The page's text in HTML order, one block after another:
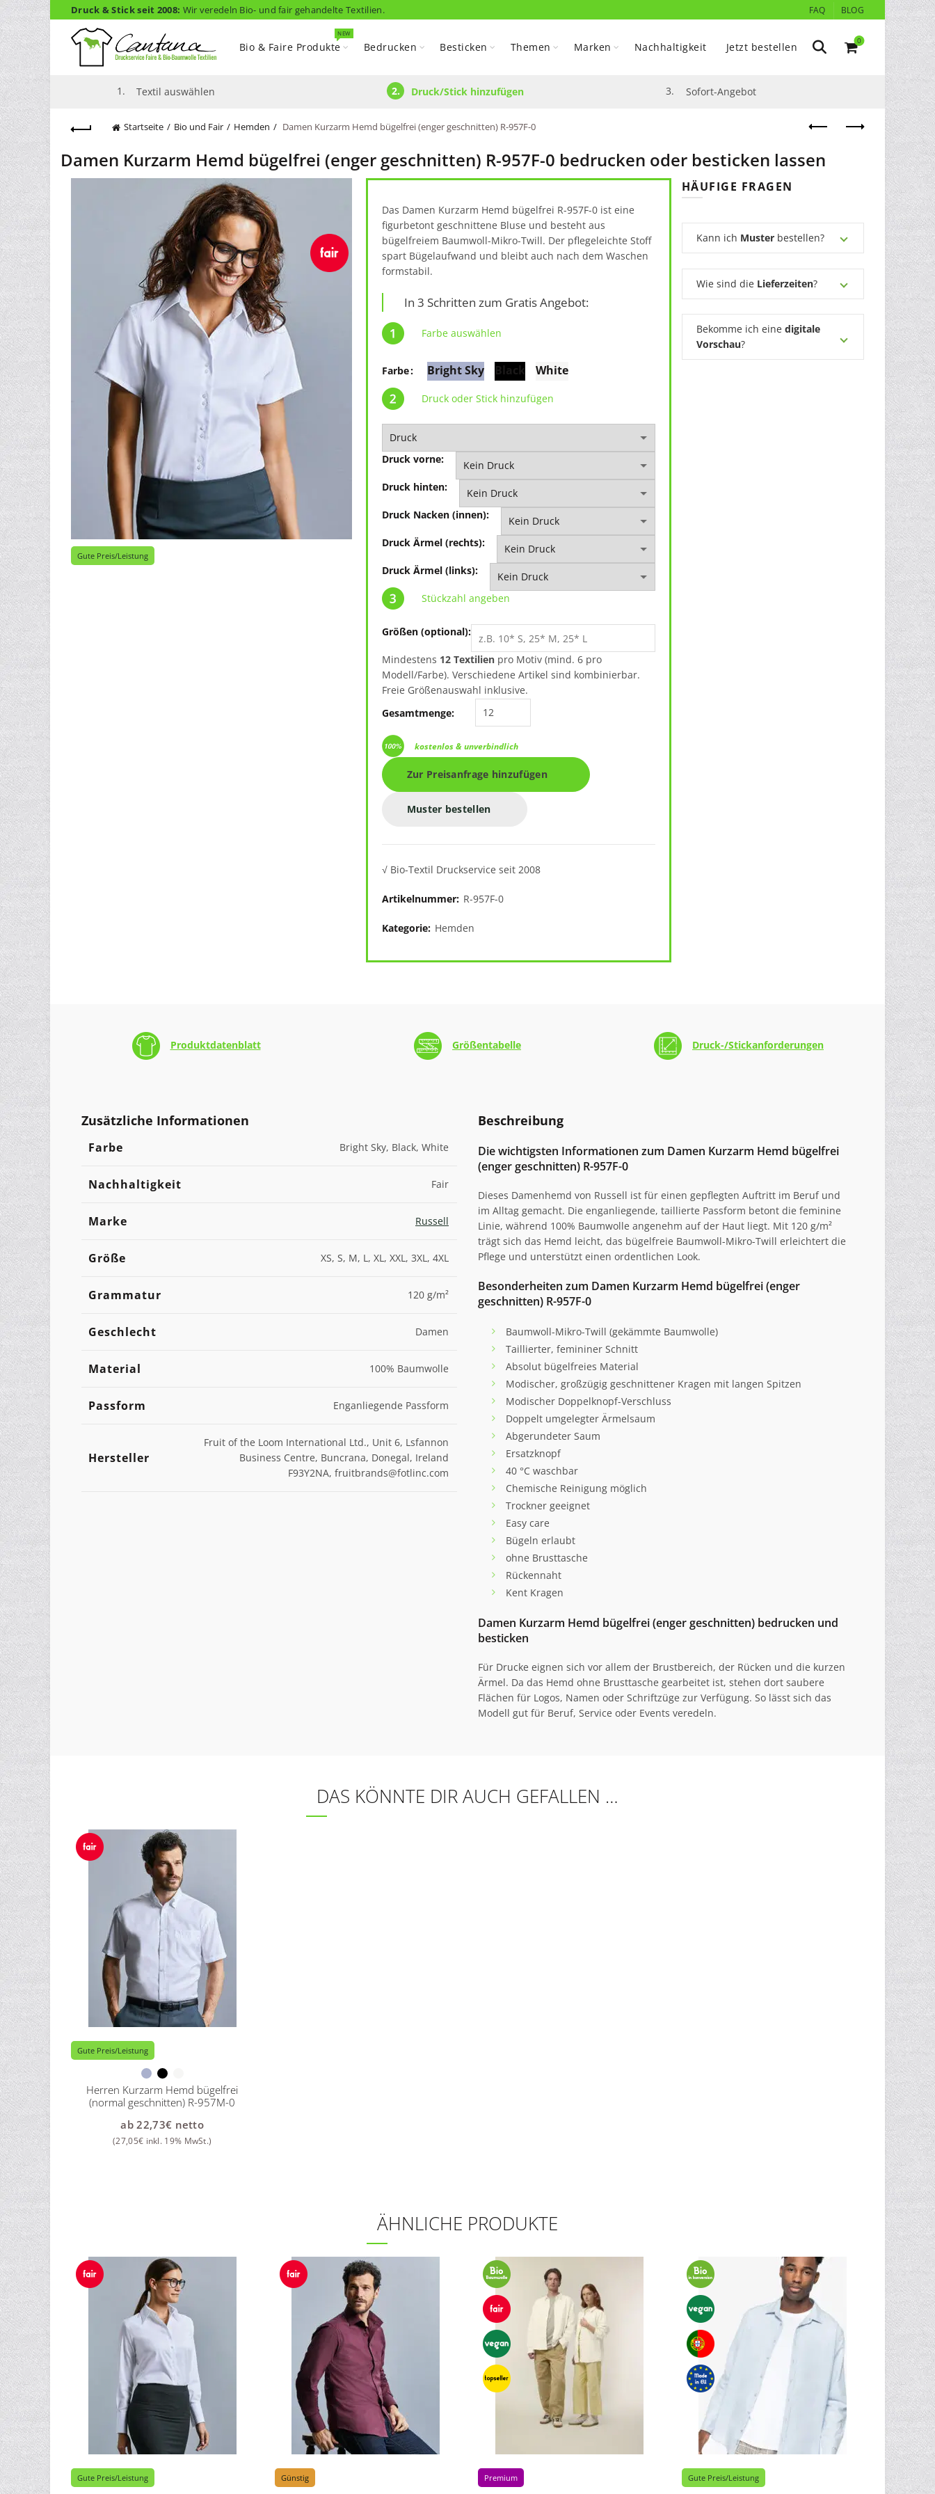
Druck & Stick seit 2008: Wir veredeln Bio- und fair gehandelte Textilien. FAQ BLOG
Bio & Faire Produkte
NEW
Bedrucken Besticken Themen Marken Nachhaltigkeit Jetzt bestellen 0
1. Textil auswählen 2. Druck/Stick hinzufügen 3. Sofort-Angebot
Startseite Bio und Fair Hemden Damen Kurzarm Hemd bügelfrei (enger geschnitten) R-957F-0
Damen Kurzarm Hemd bügelfrei (enger geschnitten) R-957F-0 bedrucken oder besticken lassen
Gute Preis/Leistung
Das Damen Kurzarm Hemd bügelfrei R-957F-0 ist eine
figurbetont geschnittene Bluse und besteht aus
bügelfreiem Baumwoll-Mikro-Twill. Der pflegeleichte Stoff
spart Bügelaufwand und bleibt auch nach dem Waschen
formstabil.
In 3 Schritten zum Gratis Angebot:
Farbe auswählen
Farbe Bright Sky Black White
Druck oder Stick hinzufügen
Druck vorne:
Druck hinten:
Druck Nacken (innen):
Druck Ärmel (rechts):
Druck Ärmel (links):
Stückzahl angeben
Größen (optional):
Mindestens 12 Textilienpro Motiv (mind. 6 pro
Modell/Farbe). Verschiedene Artikel sind kombinierbar.
Freie Größenauswahl inklusive.
Gesamtmenge:
kostenlos & unverbindlich
Muster bestellen
√ Bio-Textil Druckservice seit 2008
Artikelnummer: R-957F-0
Kategorie: Hemden
HÄUFIGE FRAGEN
Kann ich Musterbestellen?
Wie sind die Lieferzeiten?
Bekomme ich eine digitale
Vorschau?
Produktdatenblatt Größentabelle Druck-/Stickanforderungen
Zusätzliche Informationen
Farbe Bright Sky, Black, White
Nachhaltigkeit Fair
Marke Russell
Größe XS, S, M, L, XL, XXL, 3XL, 4XL
Grammatur 120 g/m²
Geschlecht Damen
Material 100% Baumwolle
Passform Enganliegende Passform
Hersteller
Fruit of the Loom International Ltd., Unit 6, Lsfannon
Business Centre, Buncrana, Donegal, Ireland
F93Y2NA, fruitbrands@fotlinc.com
Beschreibung
Die wichtigsten Informationen zum Damen Kurzarm Hemd bügelfrei
(enger geschnitten) R-957F-0
Dieses Damenhemd von Russell ist für einen gepflegten Auftritt im Beruf und
im Alltag gemacht. Die enganliegende, taillierte Passform betont die feminine
Linie, während 100% Baumwolle angenehm auf der Haut liegt. Mit 120 g/m²
trägt sich das Hemd leicht, das bügelfreie Baumwoll-Mikro-Twill erleichtert die
Pflege und unterstützt einen ordentlichen Look.
Besonderheiten zum Damen Kurzarm Hemd bügelfrei (enger
geschnitten) R-957F-0
Baumwoll-Mikro-Twill (gekämmte Baumwolle)
Taillierter, femininer Schnitt
Absolut bügelfreies Material
Modischer, großzügig geschnittener Kragen mit langen Spitzen
Modischer Doppelknopf-Verschluss
Doppelt umgelegter Ärmelsaum
Abgerundeter Saum
Ersatzknopf
40 °C waschbar
Chemische Reinigung möglich
Trockner geeignet
Easy care
Bügeln erlaubt
ohne Brusttasche
Rückennaht
Kent Kragen
Damen Kurzarm Hemd bügelfrei (enger geschnitten) bedrucken und
besticken
Für Drucke eignen sich vor allem der Brustbereich, der Rücken und die kurzen
Ärmel. Da das Hemd ohne Brusttasche gearbeitet ist, stehen dort saubere
Flächen für Logos, Namen oder Schriftzüge zur Verfügung. So lässt sich das
Modell gut für Beruf, Service oder Events veredeln.
DAS KÖNNTE DIR AUCH GEFALLEN …
Gute Preis/Leistung
Herren Kurzarm Hemd bügelfrei
(normal geschnitten) R-957M-0
ab22,73€ netto
(27,05€ inkl. 19% MwSt.)
ÄHNLICHE PRODUKTE
Gute Preis/Leistung Günstig Premium Gute Preis/Leistung